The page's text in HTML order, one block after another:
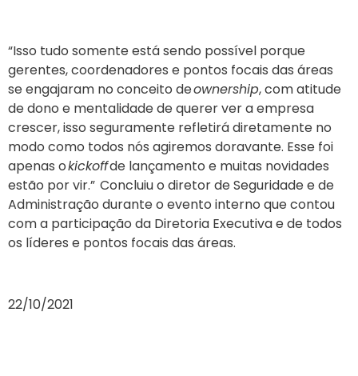
“Isso tudo somente está sendo possível porque
gerentes, coordenadores e pontos focais das áreas
se engajaram no conceito deownership, com atitude
de dono e mentalidade de querer ver a empresa
crescer, isso seguramente refletirá diretamente no
modo como todos nós agiremos doravante. Esse foi
apenas okickoffde lançamento e muitas novidades
estão por vir.” Concluiu o diretor de Seguridade e de
Administração durante o evento interno que contou
com a participação da Diretoria Executiva e de todos
os líderes e pontos focais das áreas.
22/10/2021